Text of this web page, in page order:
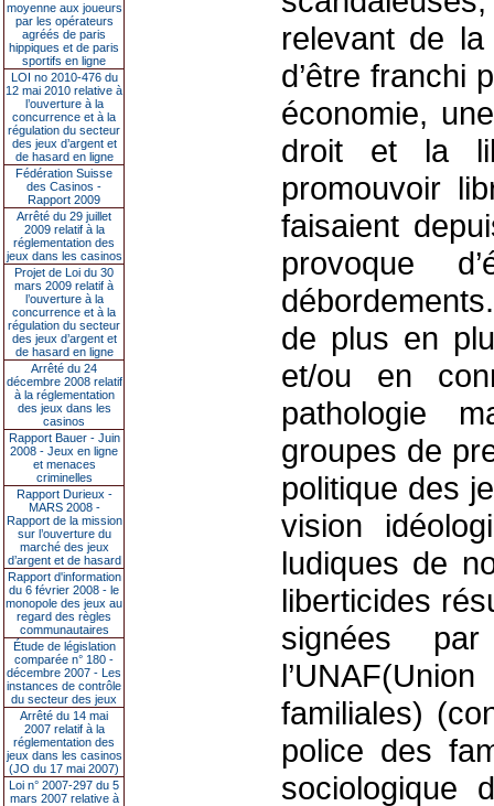
moyenne aux joueurs
par les opérateurs
agréés de paris
hippiques et de paris
sportifs en ligne
LOI no 2010-476 du
12 mai 2010 relative à
l’ouverture à la
concurrence et à la
régulation du secteur
des jeux d’argent et
de hasard en ligne
Fédération Suisse
des Casinos -
Rapport 2009
Arrêté du 29 juillet
2009 relatif à la
réglementation des
jeux dans les casinos
Projet de Loi du 30
mars 2009 relatif à
l’ouverture à la
concurrence et à la
régulation du secteur
des jeux d’argent et
de hasard en ligne
Arrêté du 24
décembre 2008 relatif
à la réglementation
des jeux dans les
casinos
Rapport Bauer - Juin
2008 - Jeux en ligne
et menaces
criminelles
Rapport Durieux -
MARS 2008 -
Rapport de la mission
sur l’ouverture du
marché des jeux
d’argent et de hasard
Rapport d'information
du 6 février 2008 - le
monopole des jeux au
regard des règles
communautaires
Étude de législation
comparée n° 180 -
décembre 2007 - Les
instances de contrôle
du secteur des jeux
Arrêté du 14 mai
2007 relatif à la
réglementation des
jeux dans les casinos
(JO du 17 mai 2007)
Loi n° 2007-297 du 5
mars 2007 relative à
relevant de
d’être franchi
économie,
droit et la
promouvoir
faisaient
provoque
de plus en
et/ou en
pathologie
groupes de
politique des
vision
ludiques de
liberticides
signées
familiales)
police des
sociologique